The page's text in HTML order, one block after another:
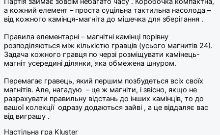
а кожний елемент – проста суцільна тактильна насолода –
від кожного камінця-магніта до мішечка для зберігання .
Правила елементарні – магнітні камінці порівну
розподіляються між кількістю гравців (усього магнитів 24).
Задача кожного гравця по черзі розміщувати камінець-
магніт усередині ділянки, яка обмежена шнуром.
Перемагає гравець, який першим позбудеться всіх своїх
магнітів. Але, нагадую – це ж магніти, і звісно, якщо не
разрахувати правильну відстань до інших камінців, то до
вашої колекції одразу додаються зайві , а це віддаляє вас
від виграшу .
Настільна гра Kluster